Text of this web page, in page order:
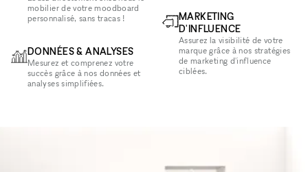
mobilier de votre moodboard
personnalisé, sans tracas !
DONNÉES & ANALYSES
Mesurez et comprenez votre
succès grâce à nos données et
analyses simplifiées.
MARKETING
D'INFLUENCE
Assurez la visibilité de votre
marque grâce à nos stratégies
de marketing d'influence
ciblées.